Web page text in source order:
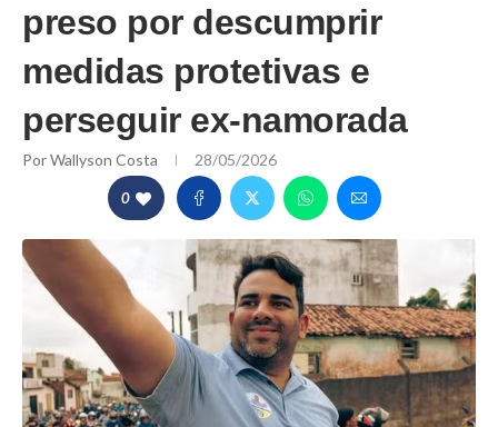
preso por descumprir
medidas protetivas e
perseguir ex-namorada
PorWallyson Costa 28/05/2026
0